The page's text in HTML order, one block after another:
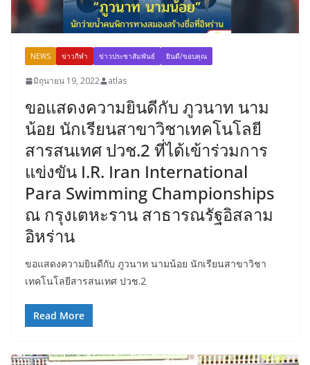
NEWS ข่าวกีฬา ข่าวประชาสัมพันธ์ ยินดี/ขอบคุณ
มิถุนายน 19, 2022 atlas
ขอแสดงความยินดีกับ ภูวนาท นาม
น้อย นักเรียนสาขาวิชาเทคโนโลยี
สารสนเทศ ปวช.2 ที่ได้เข้าร่วมการ
แข่งขัน I.R. Iran International
Para Swimming Championships
ณ กรุงเตหะราน สาธารณรัฐอิสลาม
อิหร่าน
ขอแสดงความยินดีกับ ภูวนาท นามน้อย นักเรียนสาขาวิชา
เทคโนโลยีสารสนเทศ ปวช.2
Read More